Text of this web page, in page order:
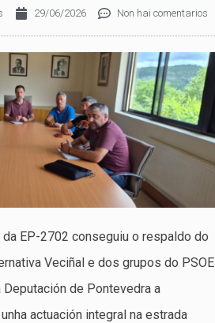
29/06/2026 Non hai comentarios
EP-2702 conseguiu o respaldo do
Veciñal e dos grupos do PSOE
Deputación de Pontevedra a
actuación integral na estrada